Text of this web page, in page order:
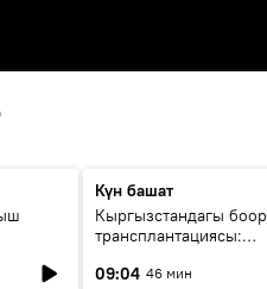
Күн башат
Кыргызстандагы боор
трансплантациясы:
келечеги
09:04 46 мин